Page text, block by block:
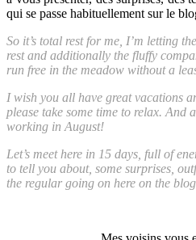
qui se passe habituellement sur le
So it’s total rest for me, I’m letting
rest and additionally the fluffy
run free in the meadow without a
I wish you all have great vacations
please take some time to relax. And
working in August!
Let’s meet here in 15 days, full of
to tell you about, some surprises,
the regular going on here on the